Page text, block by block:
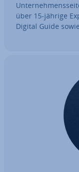
über 15-jährige
Digital Guide